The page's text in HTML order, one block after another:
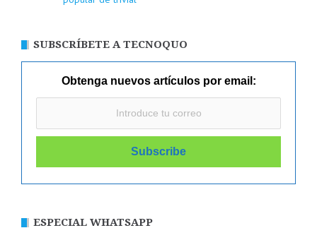
SUBSCRÍBETE A TECNOQUO
Obtenga nuevos artículos por email:
ESPECIAL WHATSAPP